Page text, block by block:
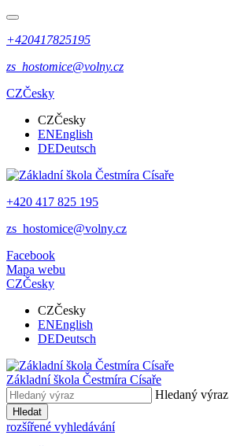
+420417825195
zs_hostomice@volny.cz
CZČesky
CZČesky
ENEnglish
DEDeutsch
+420 417 825 195
zs_hostomice@volny.cz
Facebook
Mapa webu
CZČesky
CZČesky
ENEnglish
DEDeutsch
Základní škola Čestmíra Císaře
Hledaný výraz
Hledat
rozšířené vyhledávání